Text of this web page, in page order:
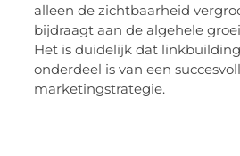
alleen de zichtbaarheid
bijdraagt aan de algehele
Het is duidelijk dat
onderdeel is van een
marketingstrategie.